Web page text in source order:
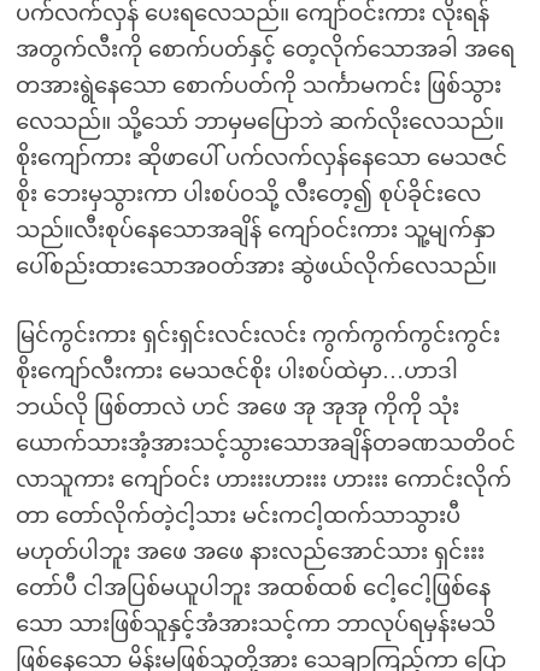
ပက်လက်လှန် ပေးရလေသည်။ ကျော်ဝင်းကား လိုးရန်
အတွက်လီးကို စောက်ပတ်နှင့် တေ့လိုက်သောအခါ အရေ
တအားရွဲနေသော စောက်ပတ်ကို သင်္ကာမကင်း ဖြစ်သွား
လေသည်။ သို့သော် ဘာမှမပြောဘဲ ဆက်လိုးလေသည်။
စိုးကျော်ကား ဆိုဖာပေါ် ပက်လက်လှန်နေသော မေသဇင်
စိုး ဘေးမှသွားကာ ပါးစပ်ဝသို့ လီးတေ့၍ စုပ်ခိုင်းလေ
သည်။လီးစုပ်နေသောအချိန် ကျော်ဝင်းကား သူ့မျက်နှာ
ပေါ်စည်းထားသောအဝတ်အား ဆွဲဖယ်လိုက်လေသည်။
မြင်ကွင်းကား ရှင်းရှင်းလင်းလင်း ကွက်ကွက်ကွင်းကွင်း
စိုးကျော်လီးကား မေသဇင်စိုး ပါးစပ်ထဲမှာ…ဟာဒါ
ဘယ်လို ဖြစ်တာလဲ ဟင် အဖေ အု အုအု ကိုကို သုံး
ယောက်သားအံ့အားသင့်သွားသောအချိန်တခဏသတိဝင်
လာသူကား ကျော်ဝင်း ဟားးးဟားးး ဟားးး ကောင်းလိုက်
တာ တော်လိုက်တဲ့ငါ့သား မင်းကငါ့ထက်သာသွားပီ
မဟုတ်ပါဘူး အဖေ အဖေ နားလည်အောင်သား ရှင်းးး
တော်ပီ ငါအပြစ်မယူပါဘူး အထစ်ထစ် ငေါ့ငေါ့ဖြစ်နေ
သော သားဖြစ်သူနှင့်အံအားသင့်ကာ ဘာလုပ်ရမှန်းမသိ
ဖြစ်နေသော မိန်းမဖြစ်သူတို့အား သေချာကြည့်ကာ ပြော